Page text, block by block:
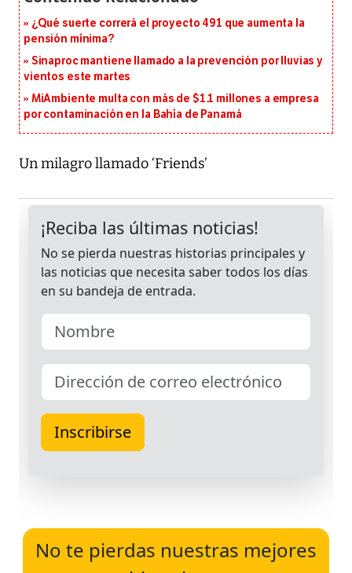
¿Qué suerte correrá el proyecto 491 que aumenta la
pensión mínima?
Sinaproc mantiene llamado a la prevención por lluvias y
vientos este martes
MiAmbiente multa con más de $1.1 millones a empresa
por contaminación en la Bahía de Panamá
Un milagro llamado ‘Friends’
No te pierdas nuestras mejores